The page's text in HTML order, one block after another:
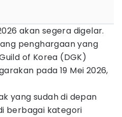
akan segera digelar.
penghargaan yang
of Korea (DGK)
pada 19 Mei 2026,
yang sudah di depan
berbagai kategori